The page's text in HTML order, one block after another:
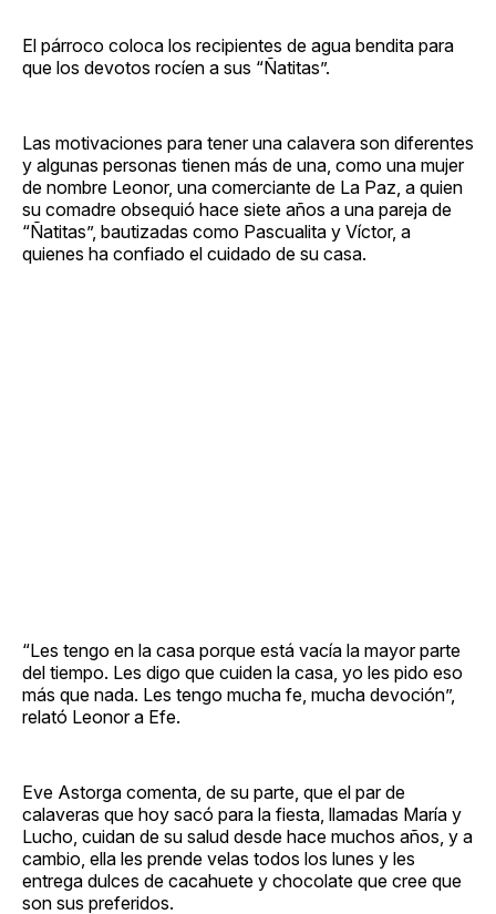
El párroco coloca los recipientes de agua bendita para
que los devotos rocíen a sus “Ñatitas”.
Las motivaciones para tener una calavera son diferentes
y algunas personas tienen más de una, como una mujer
de nombre Leonor, una comerciante de La Paz, a quien
su comadre obsequió hace siete años a una pareja de
“Ñatitas”, bautizadas como Pascualita y Víctor, a
quienes ha confiado el cuidado de su casa.
“Les tengo en la casa porque está vacía la mayor parte
del tiempo. Les digo que cuiden la casa, yo les pido eso
más que nada. Les tengo mucha fe, mucha devoción”,
relató Leonor a Efe.
Eve Astorga comenta, de su parte, que el par de
calaveras que hoy sacó para la fiesta, llamadas María y
Lucho, cuidan de su salud desde hace muchos años, y a
cambio, ella les prende velas todos los lunes y les
entrega dulces de cacahuete y chocolate que cree que
son sus preferidos.